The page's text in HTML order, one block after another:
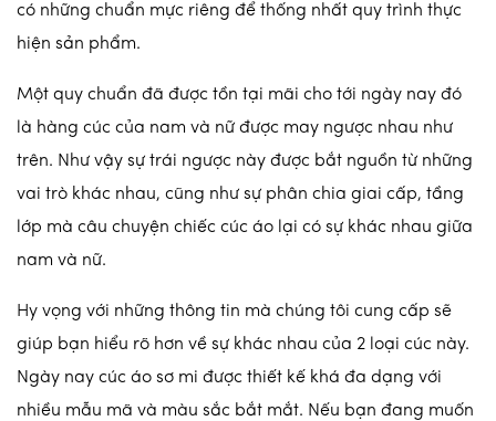
có những chuẩn mực riêng để thống nhất quy trình thực
hiện sản phẩm.
Một quy chuẩn đã được tồn tại mãi cho tới ngày nay đó
là hàng cúc của nam và nữ được may ngược nhau như
trên. Như vậy sự trái ngược này được bắt nguồn từ những
vai trò khác nhau, cũng như sự phân chia giai cấp, tầng
lớp mà câu chuyện chiếc cúc áo lại có sự khác nhau giữa
nam và nữ.
Hy vọng với những thông tin mà chúng tôi cung cấp sẽ
giúp bạn hiểu rõ hơn về sự khác nhau của 2 loại cúc này.
Ngày nay cúc áo sơ mi được thiết kế khá đa dạng với
nhiều mẫu mã và màu sắc bắt mắt. Nếu bạn đang muốn